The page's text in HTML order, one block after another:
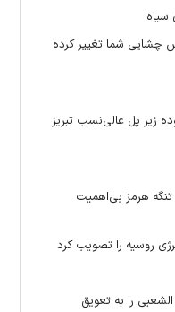
سیاه
شما تغییر کرده
زیر پل عالی‌نسب تبریز
تنگه هرمز بی‌اهمیت
روسیه را تصویب کرد
را به تعویق